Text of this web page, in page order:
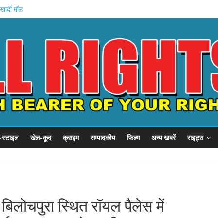
मॉल
की शुरुआत
करोड़
अरेस्ट
खेल-कूद क्राइम सम्पादकीय फिल्म अन्य खबरें राइट्स
स्थित रॉयल पैलेस में